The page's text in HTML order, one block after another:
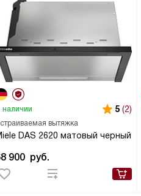
вытяжка
DAS 2620 матовый черный
наличии 5 (2)
900 руб.